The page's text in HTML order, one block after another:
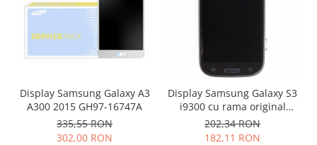
Samsung
Placa de baza Allview
Apple
Asus
Display Samsung Galaxy A3
A300 2015 GH97-16747A
335,55 RON
302,00 RON
Display Samsung Galaxy S3
i9300 cu rama original
negru
202,34 RON
182,11 RON